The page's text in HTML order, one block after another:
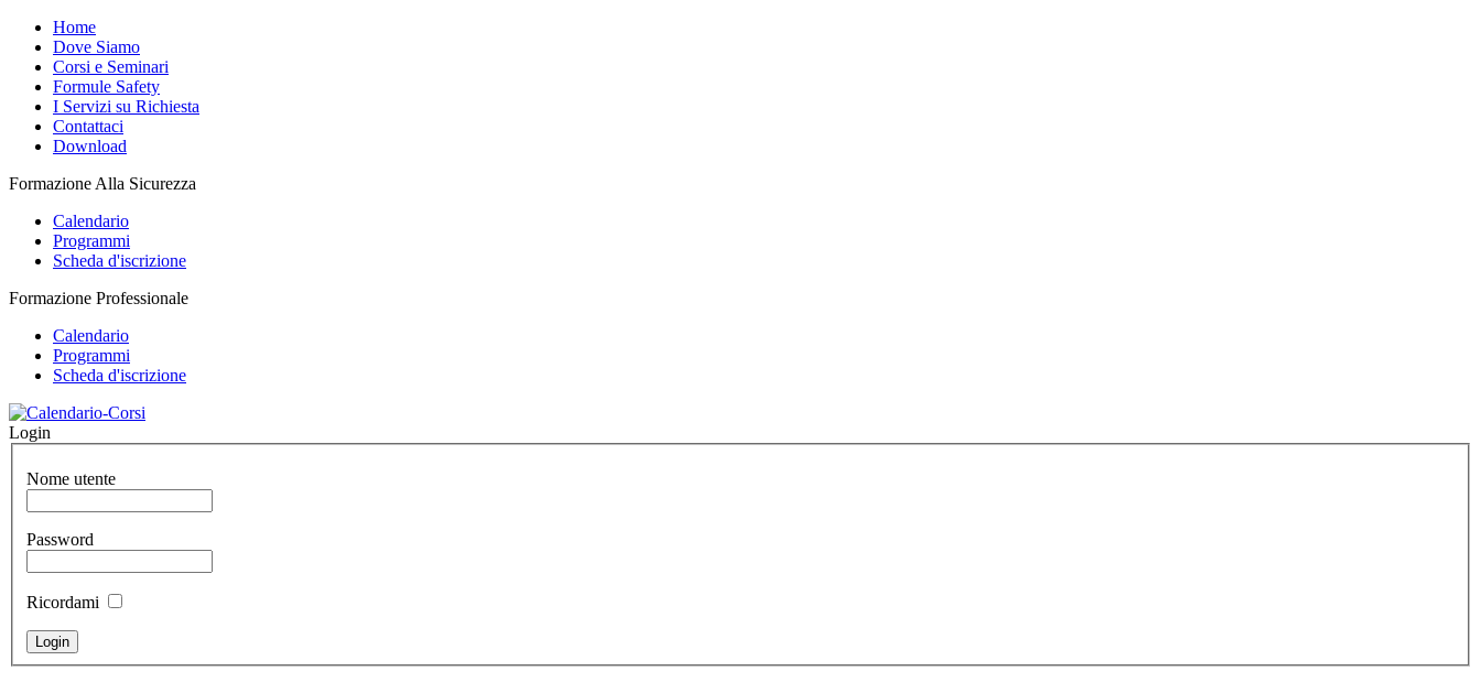
Home
Dove Siamo
Corsi e Seminari
Formule Safety
I Servizi su Richiesta
Contattaci
Download
Formazione Alla Sicurezza
Calendario
Programmi
Scheda d'iscrizione
Formazione Professionale
Calendario
Programmi
Scheda d'iscrizione
Login
Nome utente
Password
Ricordami